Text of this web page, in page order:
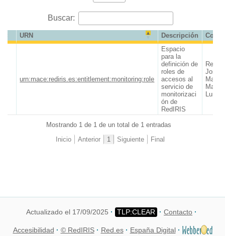
Buscar:
URN Descripción
urn:mace:rediris.es:entitlement:monitoring:role
Espacio
para la
definición de
roles de
accesos al
servicio de
monitorizaci
ón de
RedIRIS
José
Luna
Mostrando 1 de 1 de un total de 1 entradas
Inicio
Anterior 1 Siguiente Final
Actualizado el 17/09/2025 Contacto
Accesibilidad © RedIRIS Red.es España Digital